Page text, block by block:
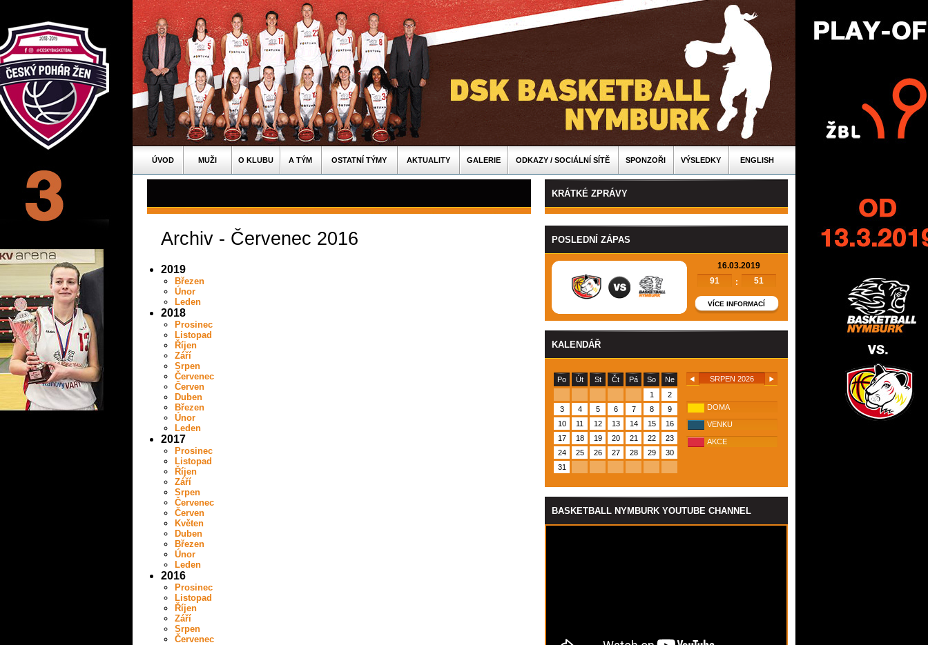
ÚVOD MUŽI O KLUBU A TÝM OSTATNÍ TÝMY AKTUALITY GALERIE ODKAZY / SOCIÁLNÍ SÍTĚ SPONZOŘI VÝSLEDKY ENGLISH
Archiv - Červenec 2016
2019
Březen
Únor
Leden
2018
Prosinec
Listopad
Říjen
Září
Srpen
Červenec
Červen
Duben
Březen
Únor
Leden
2017
Prosinec
Listopad
Říjen
Září
Srpen
Červenec
Červen
Květen
Duben
Březen
Únor
Leden
2016
Prosinec
Listopad
Říjen
Září
Srpen
Červenec
KRÁTKÉ ZPRÁVY
POSLEDNÍ ZÁPAS
16.03.2019
91
: 51
VÍCE INFORMACÍ
KALENDÁŘ
SRPEN 2026
DOMA
VENKU
AKCE
Po Út St Čt Pá So
Ne
1
2
3
4 5 6 7 8
9
10
11 12 13 14 15
16
17
18 19 20 21 22
23
24
25 26 27 28 29
30
31
BASKETBALL NYMBURK YOUTUBE CHANNEL